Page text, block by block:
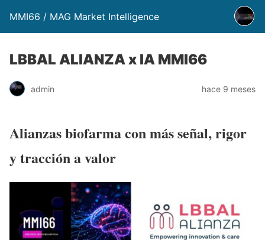
MMI66 / MAG Market Intelligence
LBBAL ALIANZA x IA MMI66
admin hace 9 meses
Alianzas biofarma con más señal, rigor
y tracción a valor